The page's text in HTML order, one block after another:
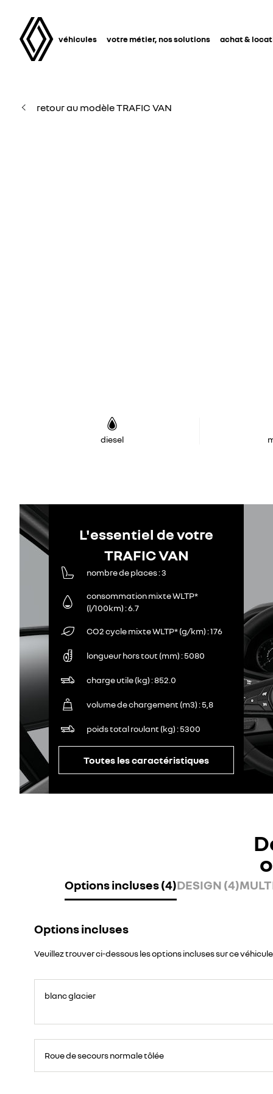
véhicules votre métier, nos solutions achat &
retour au modèle TRAFIC VAN
diesel
L'essentiel de votre
TRAFIC VAN
nombre de places 3
consommation mixte WLTP*
(l/100km) 6.7
CO2 cycle mixte WLTP* (g/km) 176
longueur hors tout (mm) 5080
charge utile (kg) 852.0
volume de chargement (m3) 5,8
poids total roulant (kg) 5300
Toutes les caractéristiques
Options incluses (4)DESIGN (4)
Options incluses
Veuillez trouver ci-dessous les options incluses sur ce véhicule
blanc glacier
secours
Roue de secours normale tôlée